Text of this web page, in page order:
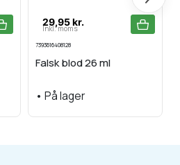
29,95 kr.
Inkl. moms
7393616408128
Falsk blod 26 ml
• På lager